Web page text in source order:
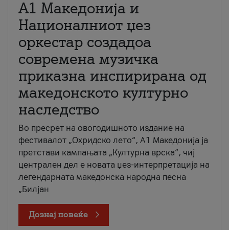
А1 Македонија и
Националниот џез
оркестар создадоа
современа музичка
приказна инспирирана од
македонското културно
наследство
Во пресрет на овогодишното издание на
фестивалот „Охридско лето“, А1 Македонија ја
претстави кампањата „Културна врска“, чиј
централен дел е новата џез-интерпретација на
легендарната македонска народна песна
„Билјан
Дознај повеќе